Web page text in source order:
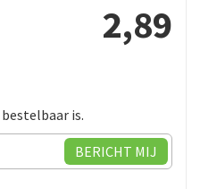
2,89
is.